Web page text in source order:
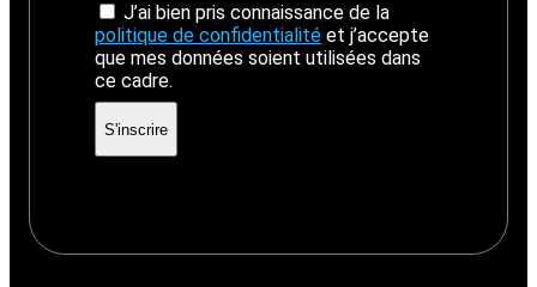
J’ai bien pris connaissance de la
politique de confidentialité et j’accepte
que mes données soient utilisées dans
ce cadre.